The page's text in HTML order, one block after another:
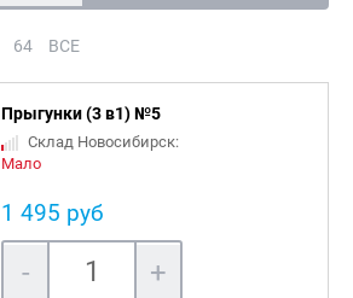
64 ВСЕ
Прыгунки (3 в1) №5
Склад Новосибирск:
Мало
1 495 руб
- +